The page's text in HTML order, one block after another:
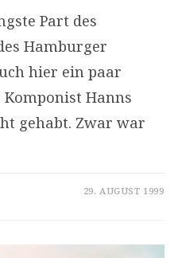
Part des
Hamburger
hier ein paar
Hanns
gehabt. Zwar war
29. AUGUST 1999